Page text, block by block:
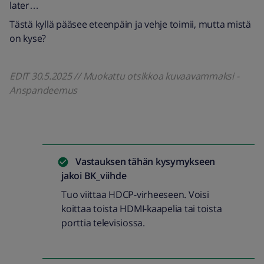
later…
Tästä kyllä pääsee eteenpäin ja vehje toimii, mutta mistä
on kyse?
EDIT 30.5.2025 // Muokattu otsikkoa kuvaavammaksi -
Anspandeemus
Vastauksen tähän kysymykseen
jakoi BK_viihde
Tuo viittaa HDCP-virheeseen. Voisi
koittaa toista HDMI-kaapelia tai toista
porttia televisiossa.